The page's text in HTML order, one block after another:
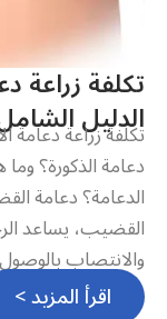
تكلفة زراعة
الدليل
تكلفة زراعة
دعامة الذكورة؟
الدعامة؟ دعامة
القضيب، يساعد
والانتصاب بالوصول
اقرأ المزيد >